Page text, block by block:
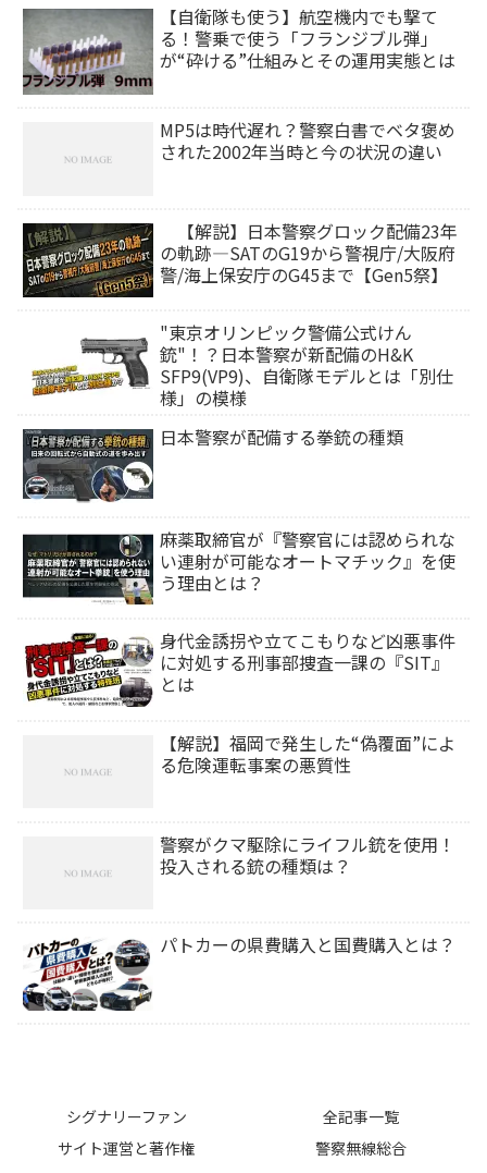
【自衛隊も使う】航空機内でも撃て
る！警乗で使う「フランジブル弾」
が“砕ける”仕組みとその運用実態とは
MP5は時代遅れ？警察白書でベタ褒め
された2002年当時と今の状況の違い
【解説】日本警察グロック配備23年
の軌跡―SATのG19から警視庁/大阪府
警/海上保安庁のG45まで【Gen5祭】
"東京オリンピック警備公式けん
銃"！？日本警察が新配備のH&K
SFP9(VP9)、自衛隊モデルとは「別仕
様」の模様
日本警察が配備する拳銃の種類
麻薬取締官が『警察官には認められな
い連射が可能なオートマチック』を使
う理由とは？
身代金誘拐や立てこもりなど凶悪事件
に対処する刑事部捜査一課の『SIT』
とは
【解説】福岡で発生した“偽覆面”によ
る危険運転事案の悪質性
警察がクマ駆除にライフル銃を使用！
投入される銃の種類は？
パトカーの県費購入と国費購入とは？
シグナリーファン
全記事一覧
サイト運営と著作権
警察無線総合